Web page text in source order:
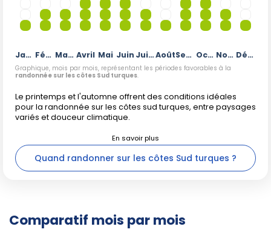
Janvier Février Mars Avril Mai Juin JuilletAoût Septembre Octobre Novembre Décembre
Graphique, mois par mois, représentant les périodes favorables à la
randonnée sur les côtes Sud turques.
Le printemps et l'automne offrent des conditions idéales
pour la randonnée sur les côtes sud turques, entre paysages
variés et douceur climatique.
Quand randonner sur les côtes Sud turques ?
Comparatif mois par mois